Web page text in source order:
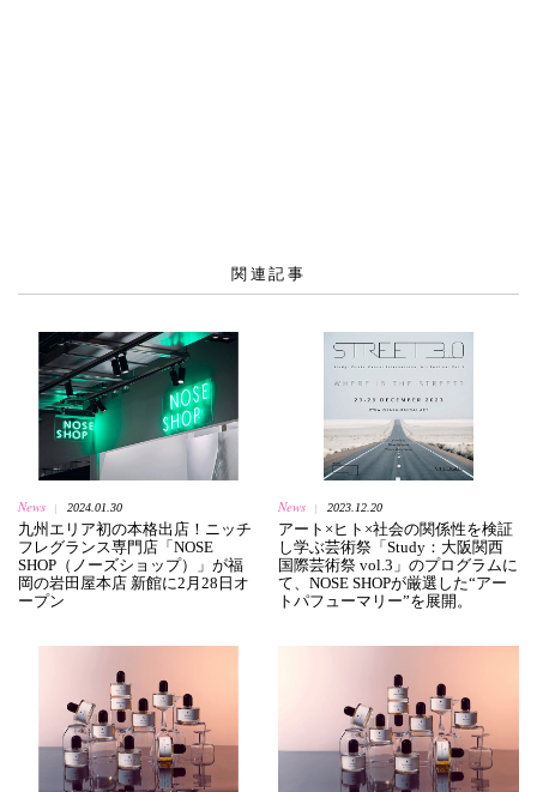
関連記事
News | 2024.01.30
九州エリア初の本格出店！ニッチ
フレグランス専門店「NOSE
SHOP（ノーズショップ）」が福
岡の岩田屋本店 新館に2月28日オ
ープン
News | 2023.12.20
アート×ヒト×社会の関係性を検証
し学ぶ芸術祭「Study：大阪関西
国際芸術祭 vol.3」のプログラムに
て、NOSE SHOPが厳選した“アー
トパフューマリー”を展開。